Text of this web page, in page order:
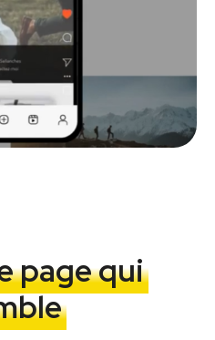
page qui